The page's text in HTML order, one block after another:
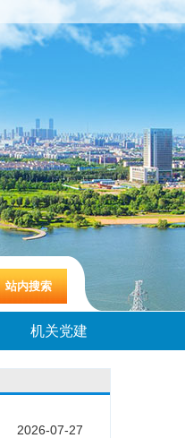
机关党建
2026-07-27